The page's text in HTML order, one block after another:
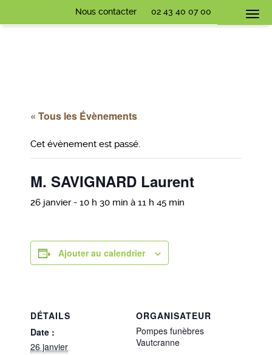
Nous contacter 02 43 40 07 00
« Tous les Évènements
Cet évènement est passé.
M. SAVIGNARD Laurent
26 janvier - 10 h 30 min à 11 h 45 min
Ajouter au calendrier
DÉTAILS
Date :
26 janvier
ORGANISATEUR
Pompes funèbres
Vautcranne